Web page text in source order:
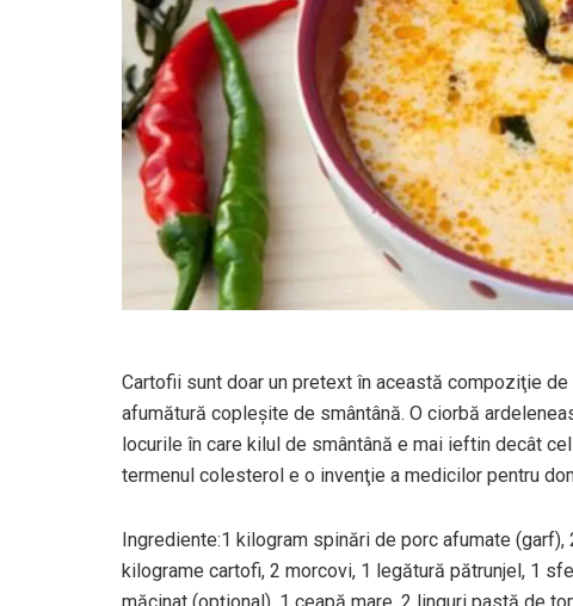
Cartofii sunt doar un pretext în această compoziţie
afumătură copleşite de smântână. O ciorbă
locurile în care kilul de smântână e mai ieftin decât
termenul colesterol e o invenţie a medicilor pentru
Ingrediente:1 kilogram spinări de porc afumate
kilograme cartofi, 2 morcovi, 1 legătură pătrunjel, 1